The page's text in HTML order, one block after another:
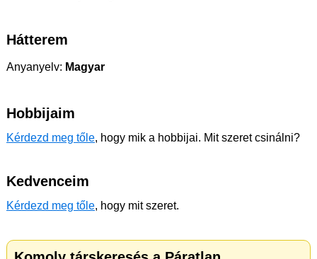
Hátterem
Anyanyelv: Magyar
Hobbijaim
Kérdezd meg tőle, hogy mik a hobbijai. Mit szeret csinálni?
Kedvenceim
Kérdezd meg tőle, hogy mit szeret.